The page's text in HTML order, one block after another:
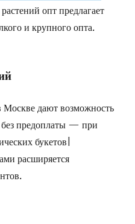
опт предлагает
и крупного опта.
Москве дают возможность
без предоплаты — при
букетов|
расширяется